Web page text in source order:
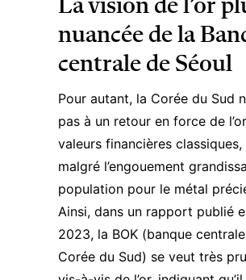
La vision de l’or
nuancée de la
centrale de Séoul
Pour autant, la Corée du Sud
pas à un retour en force de
valeurs financières
malgré l’engouement
population pour le métal
Ainsi, dans un rapport publié
2023, la BOK (banque
Corée du Sud) se veut très